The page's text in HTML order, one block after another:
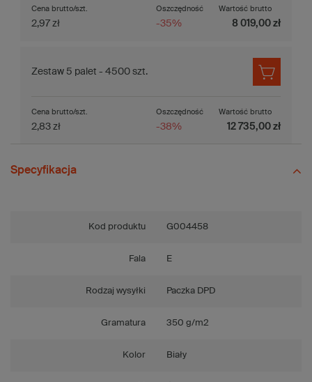
Oszczędność
-35%
Cena brutto/szt.
2,97 zł
Wartość brutto
8 019,00 zł
Zestaw 5 palet - 4500 szt.
Oszczędność
-38%
Cena brutto/szt.
2,83 zł
Wartość brutto
12 735,00 zł
Specyfikacja
Kod produktu G004458
Fala E
Rodzaj wysyłki Paczka DPD
Gramatura 350 g/m2
Kolor Biały